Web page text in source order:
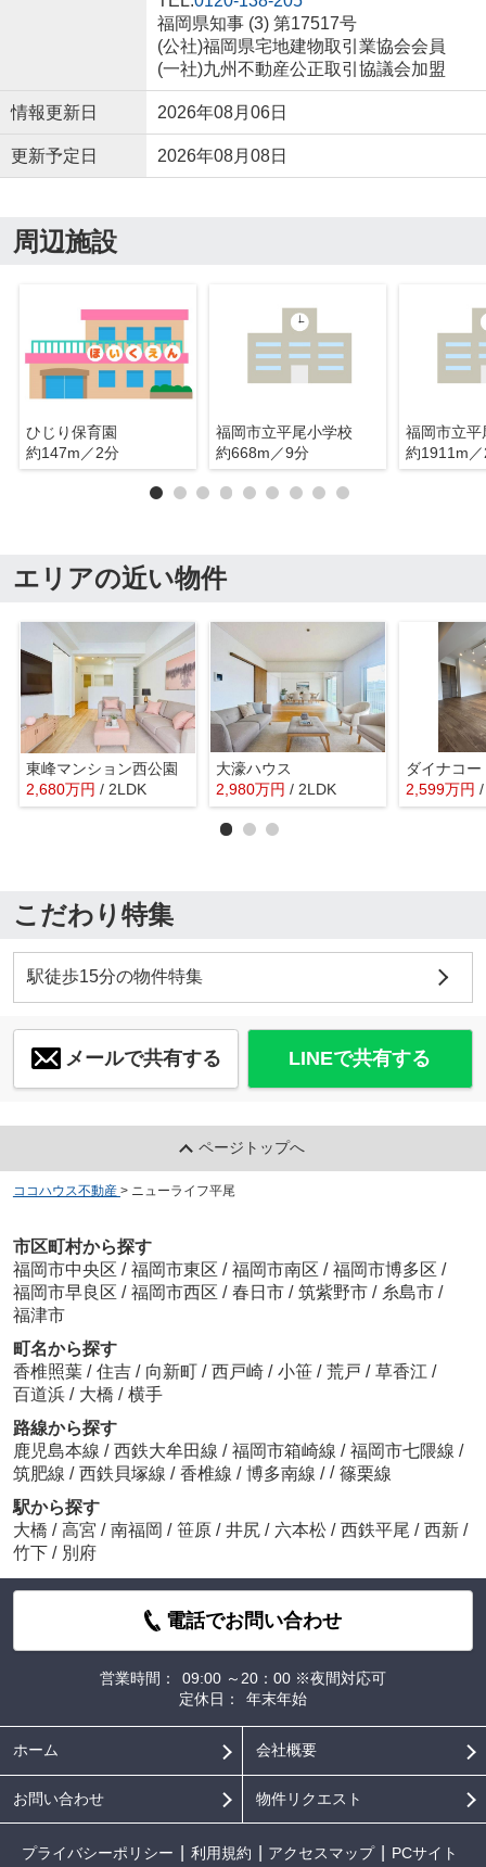
福岡県知事 (3) 第17517号
(公社)福岡県宅地建物取引業協会会員
(一社)九州不動産公正取引協議会加盟
情報更新日 2026年08月06日
更新予定日 2026年08月08日
周辺施設
ひじり保育園
約147m／2分
福岡市立平尾小学校
約668m／9分
福岡市立平
約1911m
エリアの近い物件
東峰マンション西公園
2,680万円 / 2LDK
大濠ハウス
2,980万円 / 2LDK 2,599万円
こだわり特集
駅徒歩15分の物件特集
メールで共有する LINEで共有する
ページトップへ
ココハウス不動産 > ニューライフ平尾
市区町村から探す
福岡市中央区 / 福岡市東区 / 福岡市南区 / 福岡市博多区 /
福岡市早良区 / 福岡市西区 / 春日市 / 筑紫野市 / 糸島市 /
福津市
町名から探す
香椎照葉 / 住吉 / 向新町 / 西戸崎 / 小笹 / 荒戸 / 草香江 /
百道浜 / 大橋 / 横手
路線から探す
鹿児島本線 / 西鉄大牟田線 / 福岡市箱崎線 / 福岡市七隈線 /
筑肥線 / 西鉄貝塚線 / 香椎線 / 博多南線 / / 篠栗線
駅から探す
大橋 / 高宮 / 南福岡 / 笹原 / 井尻 / 六本松 / 西鉄平尾 / 西新 /
竹下 / 別府
電話でお問い合わせ
営業時間：
09:00 ～20：00 ※夜間対応可
定休日：
年末年始
ホーム 会社概要
お問い合わせ 物件リクエスト
プライバシーポリシー 利用規約 アクセスマップ PCサイト